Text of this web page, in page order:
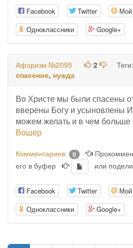
Facebook Twitter
Одноклассники
Google+
Афоризм №2095 2 Теги:
спасение, нужда
Во Христе мы были спасены
вверены Богу и усыновлены
можем желать и в чем больше
Вошер
Комментариев: 0
его в буфер
или
Facebook Twitter
Одноклассники
Google+